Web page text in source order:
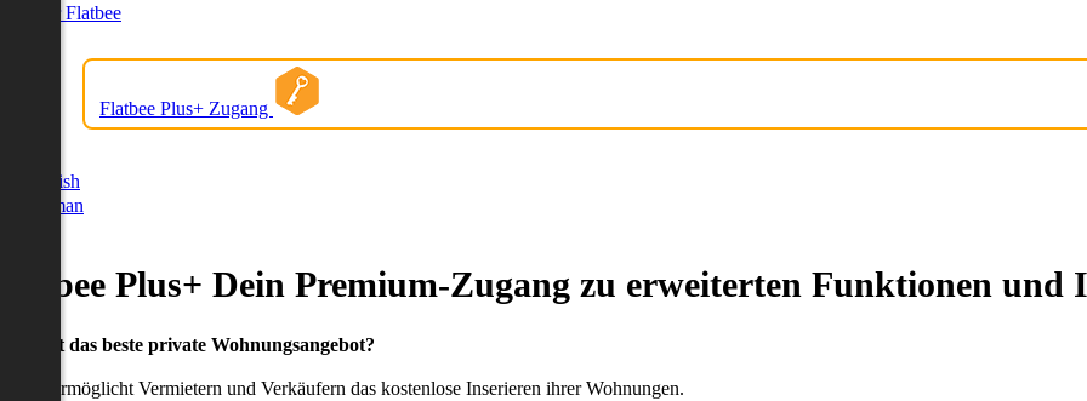
Über Flatbee
Flatbee Plus+ Zugang
English
German
Plus+ Dein Premium-Zugang zu erweiterten Funktionen und
willst das beste private Wohnungsangebot?
ermöglicht Vermietern und Verkäufern das kostenlose Inserieren ihrer Wohnungen.